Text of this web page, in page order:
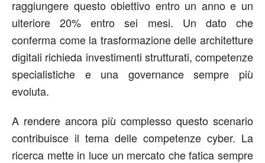
raggiungere questo obiettivo entro un anno e un
ulteriore 20% entro sei mesi. Un dato che
conferma come la trasformazione delle architetture
digitali richieda investimenti strutturati, competenze
specialistiche e una governance sempre più
evoluta.
A rendere ancora più complesso questo scenario
contribuisce il tema delle competenze cyber. La
ricerca mette in luce un mercato che fatica sempre